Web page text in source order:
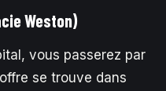
Weston)
vous passerez par
se trouve dans